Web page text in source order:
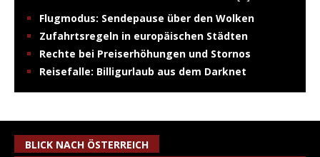
Flugmodus: Sendepause über den Wolken
Zufahrtsregeln in europäischen Städten
Rechte bei Preiserhöhungen und Stornos
Reisefalle: Billigurlaub aus dem Darknet
BLICK NACH ÖSTERREICH